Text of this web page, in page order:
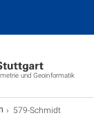
und Geoinformatik
579-Schmidt